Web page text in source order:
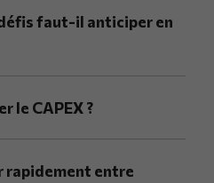
faut-il anticiper en
le CAPEX ?
rapidement entre